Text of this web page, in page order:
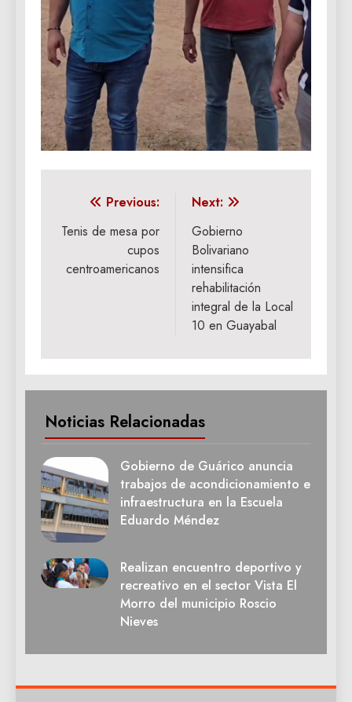
Navegación
de
entradas
Previous:
Tenis de mesa por
cupos
centroamericanos
Next:
Gobierno
Bolivariano
intensifica
rehabilitación
integral de la Local
10 en Guayabal
Noticias Relacionadas
Gobierno de Guárico anuncia
trabajos de acondicionamiento e
infraestructura en la Escuela
Eduardo Méndez
Realizan encuentro deportivo y
recreativo en el sector Vista El
Morro del municipio Roscio
Nieves